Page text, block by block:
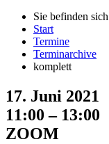
Sie befinden
Start
Termine
Terminarchive
komplett
17. Juni 2021
11:00 – 13:00
ZOOM